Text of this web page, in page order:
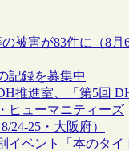
被害が83件に（8月
記録を募集中
推進室、「第5回
ヒューマニティーズ
24-25・大阪府）
イベント「本のタイ